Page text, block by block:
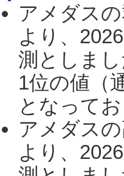
アメダス
より、
測としま
1位の値（
となって
アメダス
より、